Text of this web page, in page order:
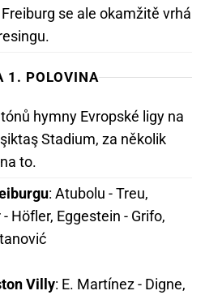
se ale okamžitě vrhá
1. POLOVINA
hymny Evropské ligy na
Stadium, za několik
to.
: Atubolu - Treu,
Höfler, Eggestein - Grifo,
Villy: E. Martínez - Digne,